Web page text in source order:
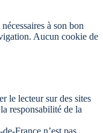
à son bon
Aucun cookie de
le lecteur sur des sites
responsabilité de la
France n’est pas